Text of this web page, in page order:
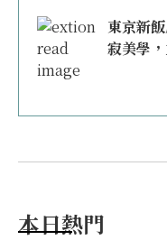
東京新
寂美學
本日熱門